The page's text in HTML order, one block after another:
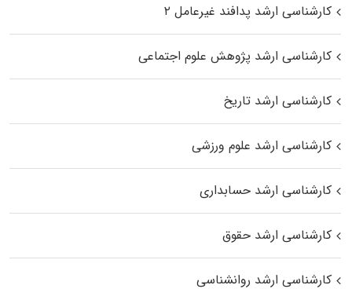
کارشناسی ارشد پدافند غیرعامل ۲
کارشناسی ارشد پژوهش علوم اجتماعی
کارشناسی ارشد تاریخ
کارشناسی ارشد علوم ورزشی
کارشناسی ارشد حسابداری
کارشناسی ارشد حقوق
کارشناسی ارشد روانشناسی